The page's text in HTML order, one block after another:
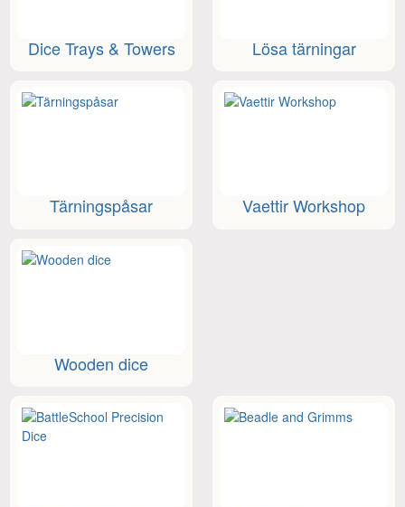
Dice Trays & Towers Lösa tärningar
Tärningspåsar Vaettir Workshop
Wooden dice